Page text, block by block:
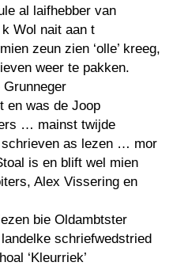
al laifhebber van
Wol nait aan t
zeun zien ‘olle’ kreeg,
weer te pakken.
en was de Joop
… mainst twijde
as lezen … mor
is en blift wel mien
Alex Vissering en
bie Oldambtster
schriefwedstried
‘Kleurriek’